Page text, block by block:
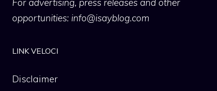
For advertising, press releases and other
opportunities: info@isayblog.com
LINK VELOCI
Disclaimer